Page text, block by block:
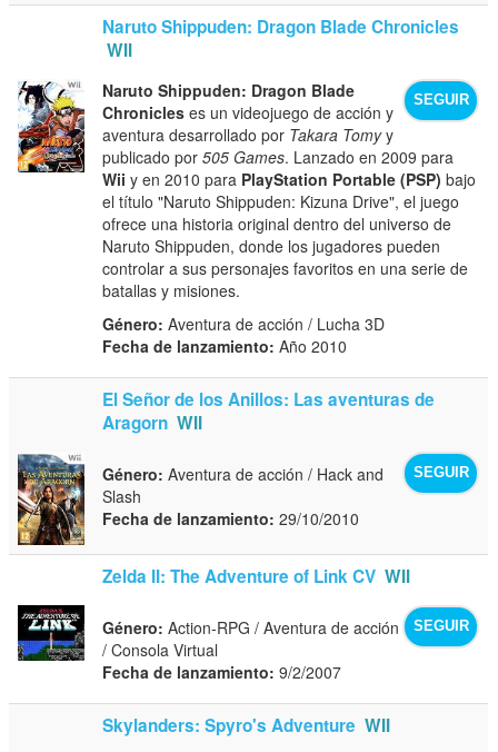
Naruto Shippuden: Dragon Blade Chronicles
WII
SEGUIR
Naruto Shippuden: Dragon Blade
Chronicles es un videojuego de acción y
aventura desarrollado por Takara Tomyy
publicado por505 Games. Lanzado en 2009 para
Wii y en 2010 para PlayStation Portable (PSP) bajo
el título "Naruto Shippuden: Kizuna Drive", el juego
ofrece una historia original dentro del universo de
Naruto Shippuden, donde los jugadores pueden
controlar a sus personajes favoritos en una serie de
batallas y misiones.
Género: Aventura de acción / Lucha 3D
Fecha de lanzamiento: Año 2010
El Señor de los Anillos: Las aventuras de
Aragorn WII
SEGUIR
Género: Aventura de acción / Hack and
Slash
Fecha de lanzamiento: 29/10/2010
Zelda II: The Adventure of Link CV WII
SEGUIR
Género: Action-RPG / Aventura de acción
/ Consola Virtual
Fecha de lanzamiento: 9/2/2007
Skylanders: Spyro's Adventure WII